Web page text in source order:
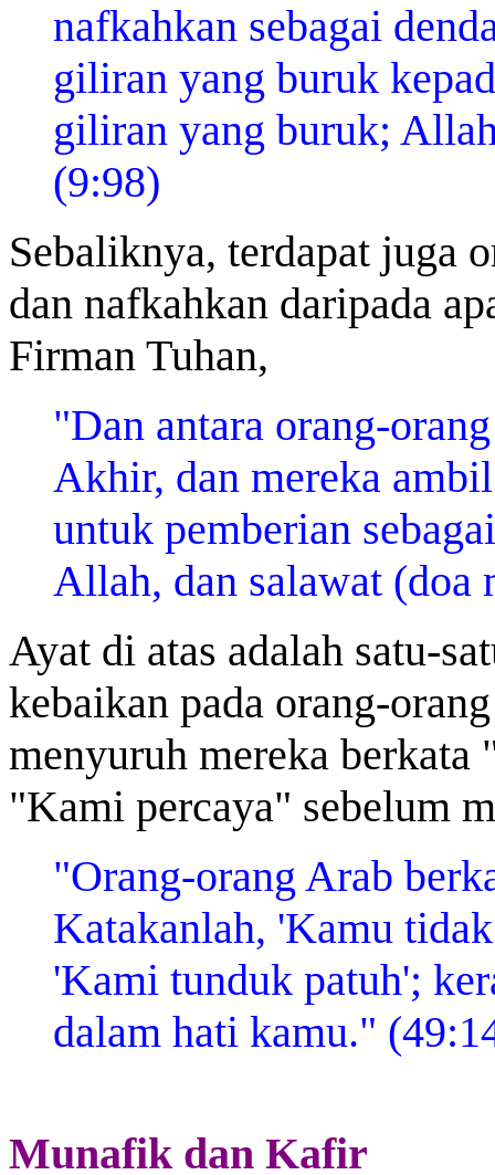
nafkahkan sebagai
giliran yang buruk
giliran yang buruk;
(9:98)
Sebaliknya, terdapat juga
dan nafkahkan daripada
Firman Tuhan,
"Dan antara orang-
Akhir, dan mereka
untuk pemberian
Allah, dan salawat (doa
Ayat di atas adalah satu-
kebaikan pada orang-
menyuruh mereka
"Kami percaya" sebelum
"Orang-orang Arab
Katakanlah, 'Kamu
'Kami tunduk patuh';
dalam hati kamu."
Munafik dan Kafir